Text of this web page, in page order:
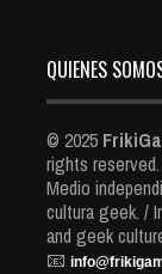
QUIENES
© 2025
rights reserved.
Medio
cultura geek. /
and geek
📧